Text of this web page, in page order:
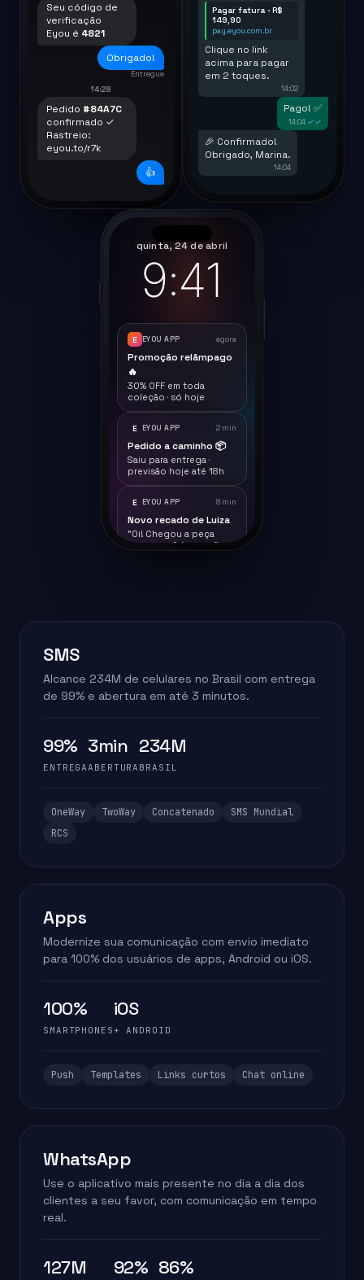
Seu código de
verificação
Eyou é 4821
Obrigado!
Entregue
14:28
Pedido #84A7C
confirmado ✓
Rastreio:
eyou.to/r7k
👍
Pagar fatura · R$
149,90
pay.eyou.com.br
Clique no link
acima para pagar
em 2 toques.
14:02
Pago! ✅
14:04 ✓✓
🎉 Confirmado!
Obrigado, Marina.
14:04
quinta, 24 de abril
9:41
E EYOU APP agora
Promoção relâmpago
🔥
30% OFF em toda
coleção · só hoje
E EYOU APP 2 min
Pedido a caminho 📦
Saiu para entrega ·
previsão hoje até 18h
E EYOU APP 8 min
Novo recado de Luiza
"Oi! Chegou a peça
nova que falamos..."
SMS
Alcance 234M de celulares no Brasil com entrega
de 99% e abertura em até 3 minutos.
99%
ENTREGA
3min
ABERTURA
234M
BRASIL
OneWay TwoWay Concatenado
SMS Mundial
RCS
Apps
Modernize sua comunicação com envio imediato
para 100% dos usuários de apps, Android ou iOS.
100%
SMARTPHONES
iOS
+ ANDROID
Push Templates Links curtos Chat online
WhatsApp
Use o aplicativo mais presente no dia a dia dos
clientes a seu favor, com comunicação em tempo
real.
127M 92% 86%